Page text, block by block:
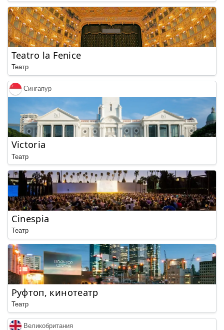
Teatro la Fenice
Театр
Сингапур
Victoria
Театр
Cinespia
Театр
Руфтоп, кинотеатр
Театр
Великобритания